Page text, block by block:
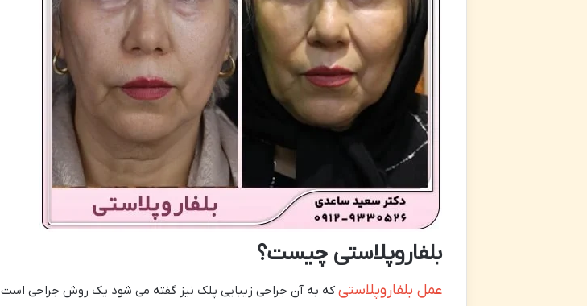
بلفاروپلاستی چیست؟
عمل بلفاروپلاستی که به آن جراحی زیبایی پلک نیز گفته می شود یک روش جراحی